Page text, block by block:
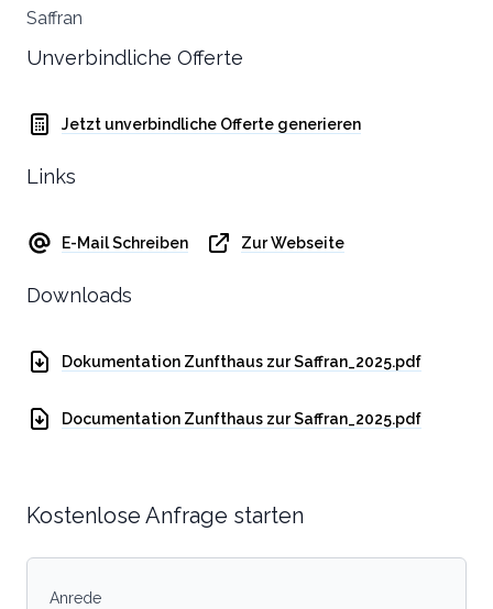
Saffran
Unverbindliche Offerte
Jetzt unverbindliche Offerte generieren
Links
E-Mail Schreiben Zur Webseite
Downloads
Dokumentation Zunfthaus zur Saffran_2025.pdf
Documentation Zunfthaus zur Saffran_2025.pdf
Kostenlose Anfrage starten
Anrede